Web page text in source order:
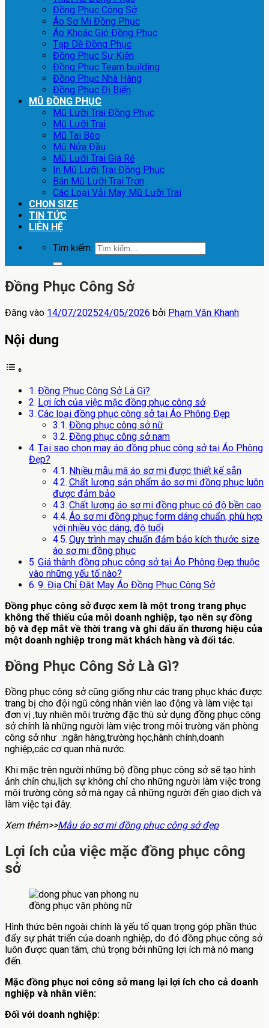
Đồng Phục Công Sở
Áo Sơ Mi Đồng Phục
Áo Khoác Gió Đồng Phục
Tạp Dề Đồng Phục
Đồng Phục Sự Kiện
Đồng Phục Team building
Đồng Phục Nhà Hàng
Đồng Phục Đi Biển
MŨ ĐỒNG PHỤC
Mũ Lưỡi Trai Đồng Phục
Mũ Lưỡi Trai
Mũ Tai Bèo
Mũ Nửa Đầu
Mũ Lưỡi Trai Giá Rẻ
In Mũ Lưỡi Trai Đồng Phục
Bán Mũ Lưỡi Trai Trơn
Các Loại Vải May Mũ Lưỡi Trai
CHỌN SIZE
TIN TỨC
LIÊN HỆ
Tìm kiếm:
Đồng Phục Công Sở
Đăng vào 14/07/202524/05/2026 bởi Phạm Văn Khanh
Nội dung
Đồng Phục Công Sở Là Gì?
Lợi ích của việc mặc đồng phục công sở
Các loại đồng phục công sở tại Áo Phông Đẹp
Đồng phục công sở nữ
Đồng phục công sở nam
Tại sao chọn may áo đồng phục công sở tại Áo Phông
Đẹp?
Nhiều mẫu mã áo sơ mi được thiết kế sẵn
Chất lượng sản phẩm áo sơ mi đồng phục luôn
được đảm bảo
Chất lượng áo sơ mi đồng phục có độ bền cao
Áo sơ mi đồng phục form dáng chuẩn, phù hợp
với nhiều vóc dáng, độ tuổi
Quy trình may chuẩn đảm bảo kích thước size
áo sơ mi đồng phục
Giá thành đồng phục công sở tại Áo Phông Đẹp thuộc
vào những yếu tố nào?
9. Địa Chỉ Đặt May Áo Đồng Phục Công Sở
Đồng phục công sở được xem là một trong trang phục
không thể thiếu của mỗi doanh nghiệp, tạo nên sự đồng
bộ và đẹp mắt về thời trang và ghi dấu ấn thương hiệu của
một doanh nghiệp trong mắt khách hàng và đối tác.
Đồng Phục Công Sở Là Gì?
Đồng phục công sở cũng giống như các trang phục khác được
trang bị cho đội ngũ công nhân viên lao động và làm việc tại
đơn vị ,tuy nhiên môi trường đặc thù sử dụng đồng phục công
sở chính là những người làm việc trong môi trường văn phòng
công sở như :ngân hàng,trường học,hành chính,doanh
nghiệp,các cơ quan nhà nước.
Khi mặc trên người những bộ đồng phục công sở sẽ tạo hình
ảnh chỉn chu,lịch sự không chỉ cho những người làm việc trong
môi trường công sở mà ngay cả những người đến giao dịch và
làm việc tại đây.
Xem thêm>>Mẫu áo sơ mi đồng phục công sở đẹp
Lợi ích của việc mặc đồng phục công
sở
đồng phục văn phòng nữ
Hình thức bên ngoài chính là yếu tố quan trọng góp phần thúc
đẩy sự phát triển của doanh nghiệp, do đó đồng phục công sở
luôn được quan tâm, chú trọng bởi những lợi ích mà nó mang
đến.
Mặc đồng phục nơi công sở mang lại lợi ích cho cả doanh
nghiệp và nhân viên:
Đối với doanh nghiệp: